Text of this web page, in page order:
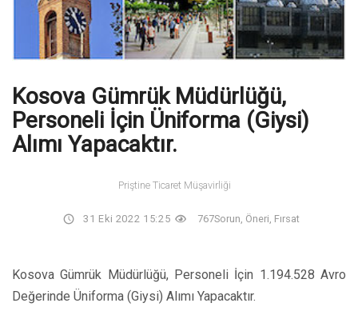
Kosova Gümrük Müdürlüğü,
Personeli İçin Üniforma (Giysi)
Alımı Yapacaktır.
Priştine Ticaret Müşavirliği
31 Eki 2022 15:25 767Sorun, Öneri, Fırsat
Kosova Gümrük Müdürlüğü, Personeli İçin 1.194.528 Avro
Değerinde Üniforma (Giysi) Alımı Yapacaktır.